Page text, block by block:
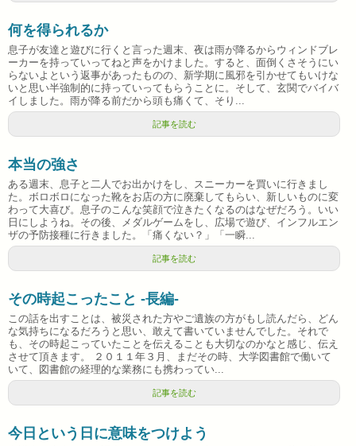
何を得られるか
息子が友達と遊びに行くと言った週末、夜は雨が降るからウィンドブレ
ーカーを持っていってねと声をかけました。すると、面倒くさそうにい
らないよという返事があったものの、新学期に風邪を引かせてもいけな
いと思い半強制的に持っていってもらうことに。そして、玄関でバイバ
イしました。雨が降る前だから頭も痛くて、そり...
記事を読む
本当の強さ
ある週末、息子と二人でお出かけをし、スニーカーを買いに行きまし
た。ボロボロになった靴をお店の方に廃棄してもらい、新しいものに変
わって大喜び。息子のこんな笑顔で泣きたくなるのはなぜだろう。いい
日にしようね。その後、メダルゲームをし、広場で遊び、インフルエン
ザの予防接種に行きました。「痛くない？」「一瞬...
記事を読む
その時起こったこと -長編-
この話を出すことは、被災された方やご遺族の方がもし読んだら、どん
な気持ちになるだろうと思い、敢えて書いていませんでした。それで
も、その時起こっていたことを伝えることも大切なのかなと感じ、伝え
させて頂きます。 ２０１１年３月、まだその時、大学図書館で働いて
いて、図書館の経理的な業務にも携わってい...
記事を読む
今日という日に意味をつけよう